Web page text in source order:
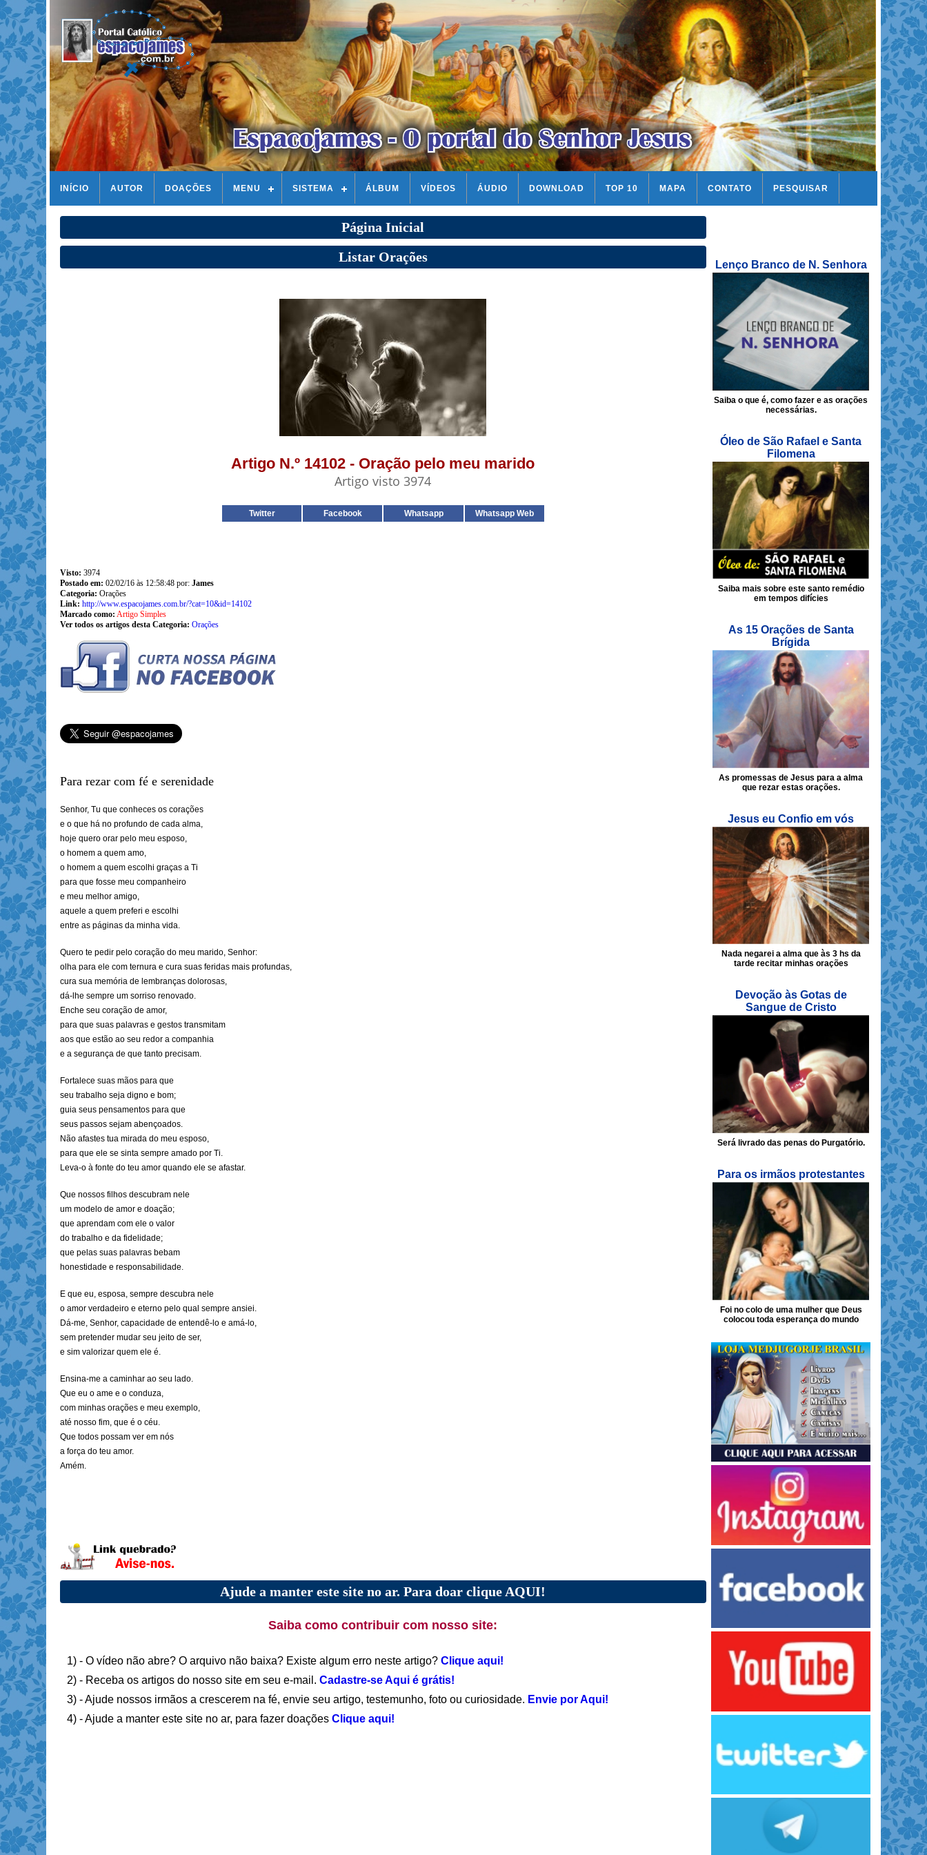
INÍCIO AUTOR DOAÇÕES MENU SISTEMA ÁLBUM VÍDEOS ÁUDIO DOWNLOAD TOP 10 MAPA CONTATO PESQUISAR
Página Inicial
Listar Orações
Artigo N.º 14102 - Oração pelo meu marido
Artigo visto 3974
Twitter Facebook Whatsapp Whatsapp Web
Visto: 3974
Postado em: 02/02/16 às 12:58:48 por: James
Categoria: Orações
Link: http://www.espacojames.com.br/?cat=10&id=14102
Marcado como: Artigo Simples
Ver todos os artigos desta Categoria: Orações
Para rezar com fé e serenidade
Senhor, Tu que conheces os corações
e o que há no profundo de cada alma,
hoje quero orar pelo meu esposo,
o homem a quem amo,
o homem a quem escolhi graças a Ti
para que fosse meu companheiro
e meu melhor amigo,
aquele a quem preferi e escolhi
entre as páginas da minha vida.
Quero te pedir pelo coração do meu marido, Senhor:
olha para ele com ternura e cura suas feridas mais profundas,
cura sua memória de lembranças dolorosas,
dá-lhe sempre um sorriso renovado.
Enche seu coração de amor,
para que suas palavras e gestos transmitam
aos que estão ao seu redor a companhia
e a segurança de que tanto precisam.
Fortalece suas mãos para que
seu trabalho seja digno e bom;
guia seus pensamentos para que
seus passos sejam abençoados.
Não afastes tua mirada do meu esposo,
para que ele se sinta sempre amado por Ti.
Leva-o à fonte do teu amor quando ele se afastar.
Que nossos filhos descubram nele
um modelo de amor e doação;
que aprendam com ele o valor
do trabalho e da fidelidade;
que pelas suas palavras bebam
honestidade e responsabilidade.
E que eu, esposa, sempre descubra nele
o amor verdadeiro e eterno pelo qual sempre ansiei.
Dá-me, Senhor, capacidade de entendê-lo e amá-lo,
sem pretender mudar seu jeito de ser,
e sim valorizar quem ele é.
Ensina-me a caminhar ao seu lado.
Que eu o ame e o conduza,
com minhas orações e meu exemplo,
até nosso fim, que é o céu.
Que todos possam ver em nós
a força do teu amor.
Amém.
Ajude a manter este site no ar. Para doar clique AQUI!
Saiba como contribuir com nosso site:
1) - O vídeo não abre? O arquivo não baixa? Existe algum erro neste artigo? Clique aqui!
2) - Receba os artigos do nosso site em seu e-mail. Cadastre-se Aqui é grátis!
3) - Ajude nossos irmãos a crescerem na fé, envie seu artigo, testemunho, foto ou curiosidade. Envie por Aqui!
4) - Ajude a manter este site no ar, para fazer doações Clique aqui!
Lenço Branco de N. Senhora
Saiba o que é, como fazer e as orações
necessárias.
Óleo de São Rafael e Santa
Filomena
Saiba mais sobre este santo remédio
em tempos difícies
As 15 Orações de Santa
Brígida
As promessas de Jesus para a alma
que rezar estas orações.
Jesus eu Confio em vós
Nada negarei a alma que às 3 hs da
tarde recitar minhas orações
Devoção às Gotas de
Sangue de Cristo
Será livrado das penas do Purgatório.
Para os irmãos protestantes
Foi no colo de uma mulher que Deus
colocou toda esperança do mundo